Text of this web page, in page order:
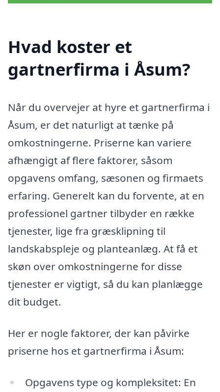
Hvad koster et
gartnerfirma i Åsum?
Når du overvejer at hyre et gartnerfirma i
Åsum, er det naturligt at tænke på
omkostningerne. Priserne kan variere
afhængigt af flere faktorer, såsom
opgavens omfang, sæsonen og firmaets
erfaring. Generelt kan du forvente, at en
professionel gartner tilbyder en række
tjenester, lige fra græsklipning til
landskabspleje og planteanlæg. At få et
skøn over omkostningerne for disse
tjenester er vigtigt, så du kan planlægge
dit budget.
Her er nogle faktorer, der kan påvirke
priserne hos et gartnerfirma i Åsum:
Opgavens type og kompleksitet: En